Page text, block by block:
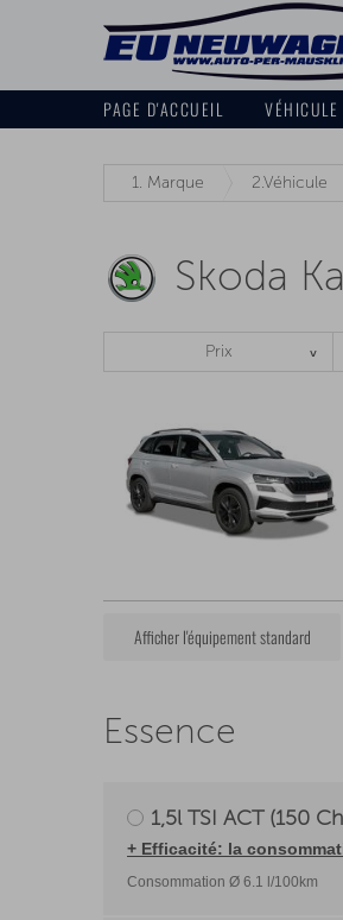
PAGE D'ACCUEIL VÉHICULE
1. Marque 2.Véhicule
Skoda
Prix
Afficher l'équipement standard
Essence
1,5l TSI ACT (150
+ Efficacité: la
Consommation Ø 6.1 l/100km